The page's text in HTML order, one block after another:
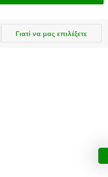
Γιατί να μας επιλέξετε